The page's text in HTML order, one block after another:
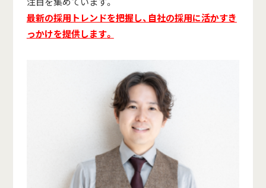
最新の採用トレンドを把握し、自社の採用に活かすき
っかけを提供します。